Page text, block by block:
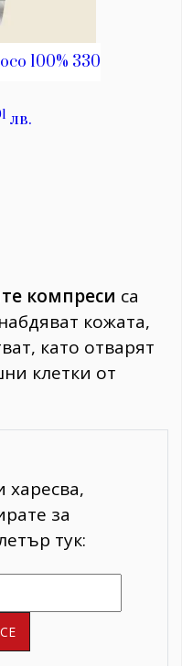
компреси са
кожата,
като отварят
клетки от
харесва,
за
тук: